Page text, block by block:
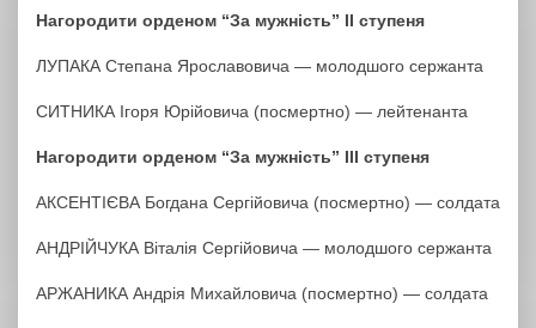
Нагородити орденом “За мужність” ІІ ступеня
ЛУПАКА Степана Ярославовича — молодшого сержанта
СИТНИКА Ігоря Юрійовича (посмертно) — лейтенанта
Нагородити орденом “За мужність” ІІІ ступеня
АКСЕНТІЄВА Богдана Сергійовича (посмертно) — солдата
АНДРІЙЧУКА Віталія Сергійовича — молодшого сержанта
АРЖАНИКА Андрія Михайловича (посмертно) — солдата